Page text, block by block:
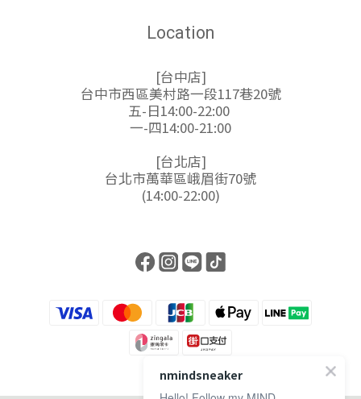
Location
[台中店]
台中市西區美村路一段117巷20號
五-日14:00-22:00
一-四14:00-21:00
[台北店]
台北市萬華區峨眉街70號
(14:00-22:00)
nmindsneaker